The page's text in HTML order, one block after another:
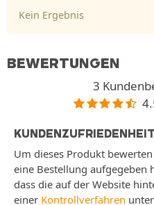
Kein Ergebnis
BEWERTUNGEN
3
KUNDENZUFRIEDENHEIT
Um dieses Produkt
eine Bestellung aufgegeben
dass die auf der Website
einer Kontrollverfahren